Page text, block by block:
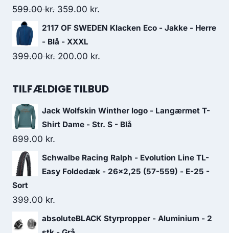
309.00 kr..
599.00kr. Original
price
was:
599.00 kr..
359.00 kr.
price
2117 OF SWEDEN Klacken Eco - Jakke - Herre
- Blå - XXXL
399.00kr. Original
was:
200.00 kr.
is:
TILFÆLDIGE TILBUD
Jack Wolfskin Winther logo - Langærmet T-
Shirt Dame - Str. S - Blå
699.00 kr.
Schwalbe Racing Ralph - Evolution Line TL-
Easy Foldedæk - 26x2,25 (57-559) - E-25 -
Sort
399.00 kr.
absoluteBLACK Styrpropper - Aluminium - 2